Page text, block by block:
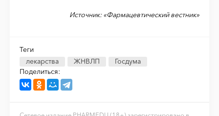
Источник:«Фармацевтический вестник»
Теги
лекарства
ЖНВЛП
Госдума
Поделиться: